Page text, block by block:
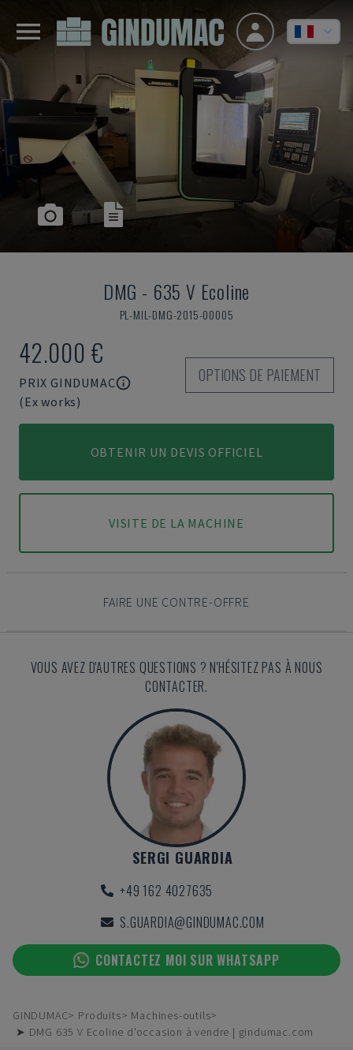
DMG - 635 V Ecoline
PL-MIL-DMG-2015-00005
42.000 €
PRIX GINDUMAC
(Ex works)
OPTIONS DE PAIEMENT
OBTENIR UN DEVIS OFFICIEL
VISITE DE LA MACHINE
FAIRE UNE CONTRE-OFFRE
VOUS AVEZ D'AUTRES QUESTIONS ? N'HÉSITEZ PAS À NOUS
CONTACTER.
SERGI GUARDIA
+49 162 4027635
S.GUARDIA@GINDUMAC.COM
CONTACTEZ MOI SUR WHATSAPP
GINDUMAC Produits
Machines-outils
➤ DMG 635 V Ecoline d'occasion à vendre | gindumac.com